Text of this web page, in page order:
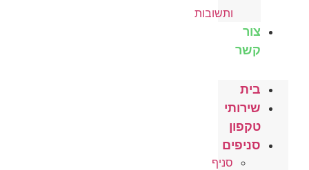
ותשובות
צור
קשר
בית
שירותי
טקפון
סניפים
סניף